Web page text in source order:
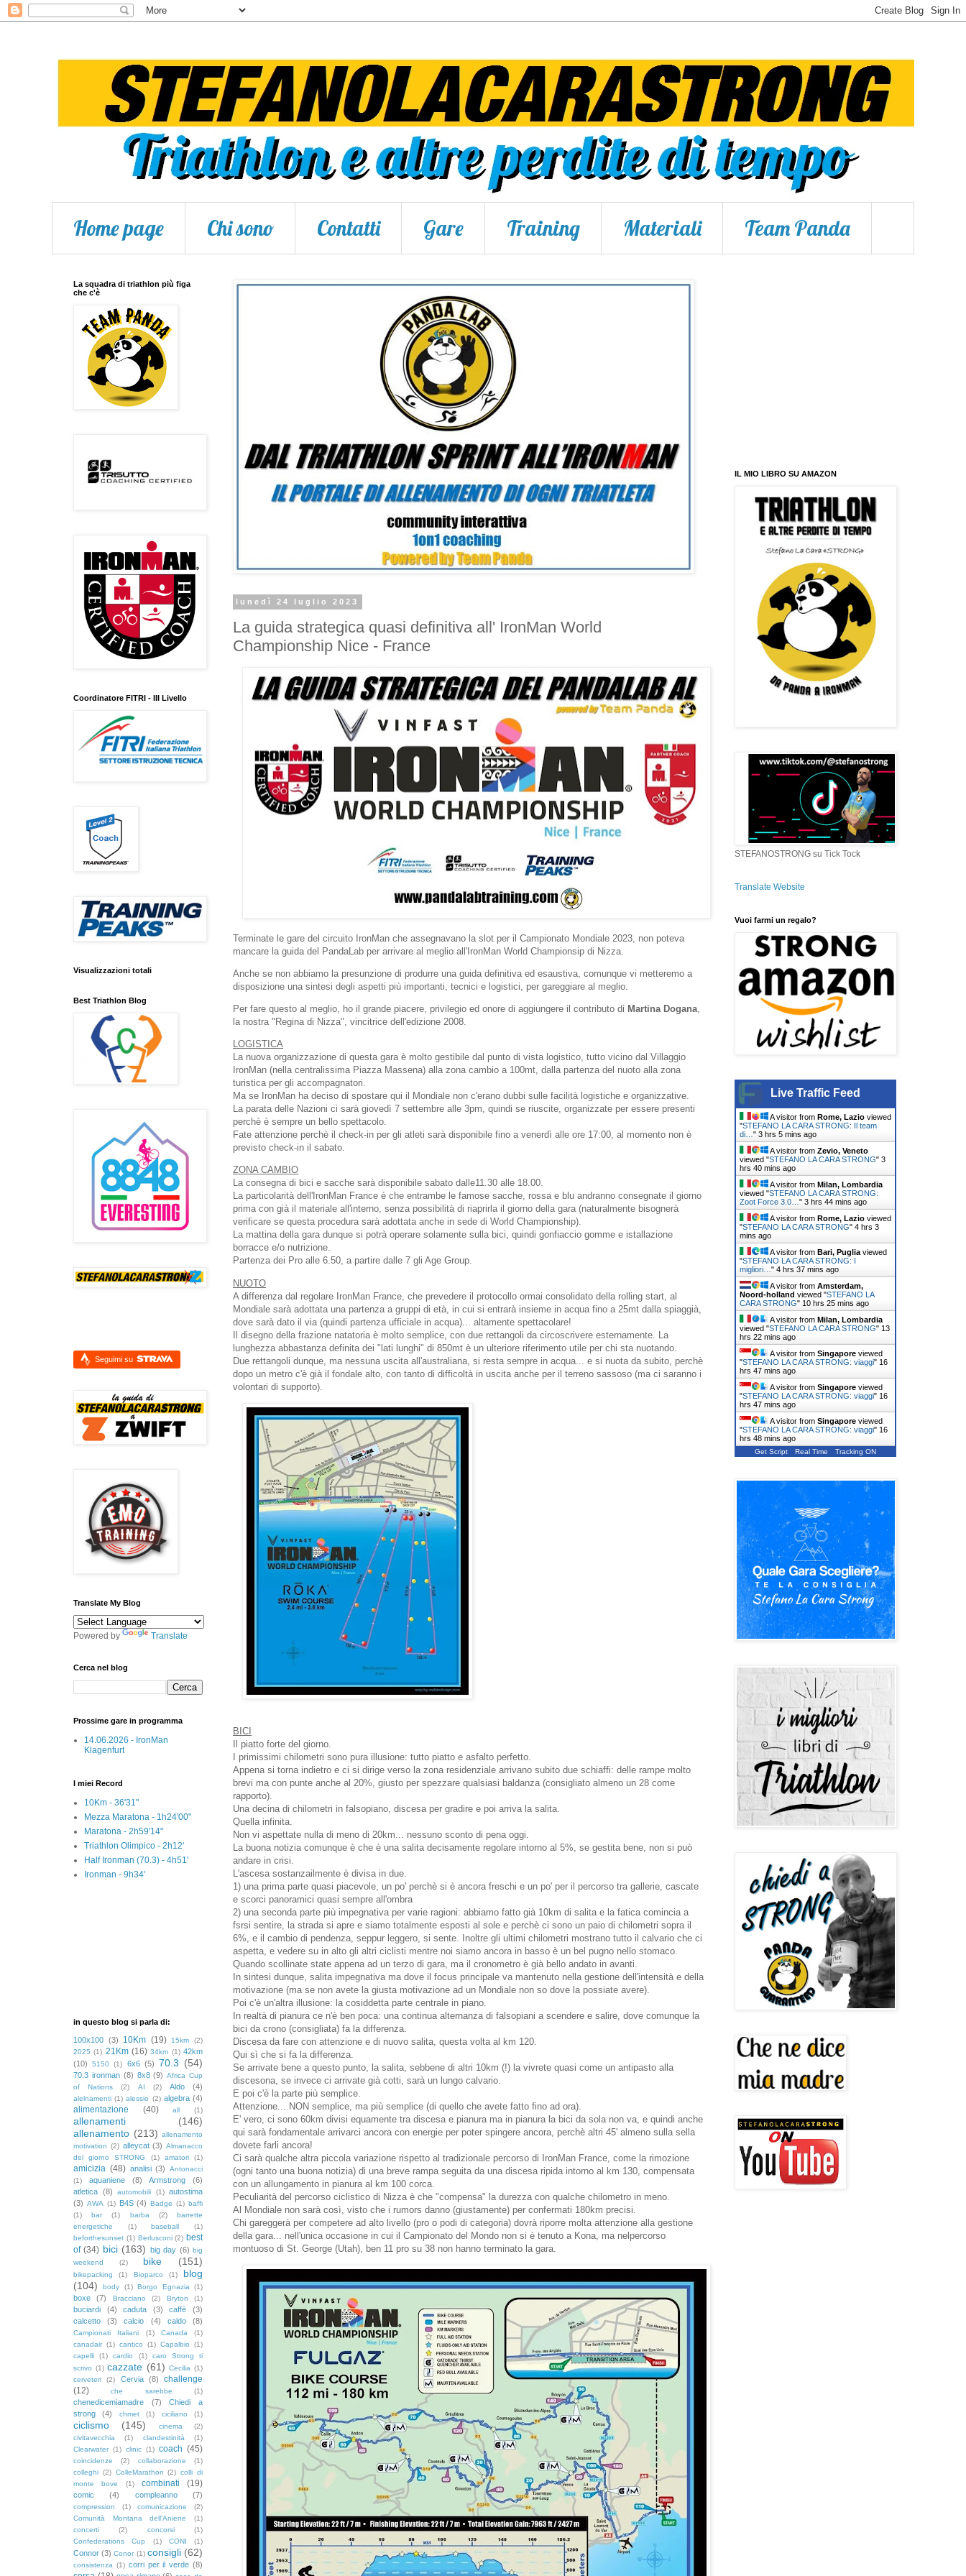
Home page Chi sono Contatti Gare Training Materiali Team Panda
lunedì 24 luglio 2023
La guida strategica quasi definitiva all' IronMan World
Championship Nice - France
Terminate le gare del circuito IronMan che assegnavano la slot per il Campionato Mondiale 2023, non poteva
mancare la guida del PandaLab per arrivare al meglio all'IronMan World Championsip di Nizza.
Anche se non abbiamo la presunzione di produrre una guida definitiva ed esaustiva, comunque vi metteremo a
disposizione una sintesi degli aspetti più importanti, tecnici e logistici, per gareggiare al meglio.
Per fare questo al meglio, ho il grande piacere, privilegio ed onore di aggiungere il contributo di Martina Dogana,
la nostra "Regina di Nizza", vincitrice dell'edizione 2008.
LOGISTICA
La nuova organizzazione di questa gara è molto gestibile dal punto di vista logistico, tutto vicino dal Villaggio
IronMan (nella centralissima Piazza Massena) alla zona cambio a 100mt, dalla partenza del nuoto alla zona
turistica per gli accompagnatori.
Ma se IronMan ha deciso di spostare qui il Mondiale non c'erano dubbi sulle facilità logistiche e organizzative.
La parata delle Nazioni ci sarà giovedì 7 settembre alle 3pm, quindi se riuscite, organizzate per essere presenti
perchè è sempre un bello spettacolo.
Fate attenzione perchè il check-in per gli atleti sarà disponibile fino a venerdì alle ore 17:00, al momento non è
previsto check-in il sabato.
ZONA CAMBIO
La consegna di bici e sacche sarà disponibile sabato dalle11.30 alle 18.00.
La particolarità dell'IronMan France è che entrambe le famose sacche, rossa e blu andranno consegnate il giorno
prima con già il materiale all'interno, senza possibilità di riaprirla il giorno della gara (naturalmente bisognerà
verificare se questa procedura sarà adottata anche in sede di World Championship).
La mattina della gara dunque si potrà operare solamente sulla bici, quindi gonfiaccio gomme e istallazione
borracce e/o nutrizione.
Partenza dei Pro alle 6.50, a partire dalle 7 gli Age Group.
NUOTO
A differenza dal regolare IronMan France, che prevedere il protocollo ormai consolidato della rolling start, al
Mondiale sarà adottata una partenza a gruppi di età, in cui si entrarà insieme in acqua fino a 25mt dalla spiaggià,
dove sarà dato il via (quindi partenza ufficiale in acqua)... altamente spettacolare!
Il disegno della frazione natatoria è molto semplice, con due rettangoli da circoscrivere esternamente. La
lunghezza abbastanza definita dei "lati lunghi" di 850mt è un ulteriore riferimento utile per chi sta nuotando.
Due rettangoli dunque, ma nessuna uscita all'australiana, si resta sempre in acqua... e si nuota da subito, perchè
dopo un metro c'è già il fondale alto, con tanto di difficoltà in uscita anche per il terreno sassoso (ma ci saranno i
volontari di supporto).
BICI
Il piatto forte del giorno.
I primissimi chilometri sono pura illusione: tutto piatto e asfalto perfetto.
Appena si torna indietro e ci si dirige verso la zona residenziale arrivano subito due schiaffi: delle rampe molto
brevi ma con punte anche al 20%, giusto per spezzare qualsiasi baldanza (consigliato almeno un 28 come
rapporto).
Una decina di chilometri in falsopiano, discesa per gradire e poi arriva la salita.
Quella infinita.
Non vi aspettate nulla di meno di 20km... nessuno sconto di pena oggi.
La buona notizia comunque è che è una salita decisamente regolare intorno al 5%, se gestita bene, non si può
andare in crisi.
L'ascesa sostanzailmente è divisa in due.
1) una prima parte quasi piacevole, un po' perchè si è ancora freschi e un po' per il percorso tra gallerie, cascate
e scorci panoramici quasi sempre all'ombra
2) una seconda parte più impegnativa per varie ragioni: abbiamo fatto già 10km di salita e la fatica comincia a
fsrsi sentire, la strada si apre e siamo totalmente esposti al sole e perchè ci sono un paio di chilometri sopra il
6%, e il cambio di pendenza, seppur leggero, si sente. Inoltre gli ultimi chilometri mostrano tutto il calvario che ci
aspetta, e vedere su in alto gli altri ciclisti mentre noi siamo ancora in basso è un bel pugno nello stomaco.
Quando scollinate state appena ad un terzo di gara, ma il cronometro è già bello andato in avanti.
In sintesi dunque, salita impegnativa ma dove il focus principale va mantenuto nella gestione dell'intensità e della
motivazione (ma se non avete la giusta motivazione ad un Mondiale non so dove la possiate avere).
Poi c'è un'altra illusione: la cosiddetta parte centrale in piano.
In realtà di pianura ce n'è ben poca: una continua alternanza di falsopiani a scendere e salire, dove comunque la
bici da crono (consigliata) fa la differenza.
Discesa da fare con attenzione e di nuovo salita, questa volta al km 120.
Qui sì che si fa la differenza.
Se arrivate bene a questo punto, la salita, sebbene di altri 10km (!) la vivrete quasi come un antipasto alla
discesona, se invece ci arrivate già cotti, sarà un lungo calvario.
E poi c'è la parte più semplice.
Attenzione... NON semplice, ma più semplice (di quello che avete fatto fino ad ora).
E' vero, ci sono 60km divisi equamente tra discesa e pianura ma in pianura la bici da sola non va, e quindi anche
qui sarà fondamentale arrivarci ancora con energie per poter spingere ancora, perchè altri 45' almeno sulla sella
dovete farli ancora!
Ci sarà qualche altra piccola variazione rispetto al tradizionale percorso di IronMan France, come la rimozione
(ogni tanto una buona notizia) di una breve rampa seguita da una discesa ripida intorno al km 130, compensata
con un allungamento in pianura al km 100 corca.
Peculiarità del percorso ciclistico di Nizza è che "compensa" la durezza con qualche chilometro in meno.
Al Mondiale non sarà così, visto che i rumors danno (giustamente) per confermati 180km precisi.
Chi gareggerà per competere ad alto livello (pro o podi di categoria) dovrà riporre molta attenzione alla gestione
della gara... nell'unica occasione in cui il Campionato del Mondo non si è tenuto a Kona, ma nelpercorso
montuoso di St. George (Utah), ben 11 pro su 38 non hanno terminato la gara.
La squadra di triathlon più figa
che c'è
Coordinatore FITRI - III Livello
Visualizzazioni totali
Best Triathlon Blog
Seguimi su
Translate My Blog
Powered by Translate
Cerca nel blog
Prossime gare in programma
14.06.2026 - IronMan
Klagenfurt
I miei Record
10Km - 36'31"
Mezza Maratona - 1h24'00"
Maratona - 2h59'14"
Triathlon Olimpico - 2h12'
Half Ironman (70.3) - 4h51'
Ironman - 9h34'
in questo blog si parla di:
100x100 (3) 10Km (19) 15km
(2)
2025 (1) 21Km (16) 34km (1) 42km
(10)
5150 (1) 6x6 (5) 70.3 (54)
70.3 ironman (8) 8x8 (9) Africa Cup
of Nations
(2) AI (2) Aldo (4)
alelnamenti (1) alessio (2) algebra (4)
alimentazione (40) all (1)
allenamenti
(146)
allenamento (213) allenamento
motivation (2) alleycat (3) Almanacco
del giorno STRONG
(1) amatori (1)
amicizia (48) analisi (3)
Antonacci
(1)
aquaniene (8) Armstrong
(6)
atletica (8) automobili (1) autostima
(3) AWA (1) B4S (4) Badge (1) baffi
(1)
bar (1) barba (2)
barrette
energetiche
(1) baseball
(1)
beforthesunset (1) Berlusconi (2) best
of (34) bici (163) big day (6) big
weekend
(2) bike (151)
bikepacking (1) Bioparco (1)
blog
(104)
body (1) Borgo Egnazia (1)
boxe (7) Bracciano (2) Bryton (1)
buciardi (4) caduta (3) caffè
(3)
calcetto
(3) calcio (4) caldo (8)
Campionati Italiani (1) Canada
(1)
canadair (1) cantico (1) Capalbio
(1)
capelli
(1) cardio (1)
caro Strong ti
scrivo (1) cazzate (61) Cecilia (1)
cerveteri
(2) Cervia (8)
challenge
(12)
che sarebbe (1)
chenedicemiamadre (7)
Chiedi a
strong
(4) chmet (1) ciciliano (1)
ciclismo (145) cinema
(2)
civitavecchia
(1) clandestinità
(1)
Clearwater (1) clinic (1) coach (45)
coincidenze (2) collaborazione
(1)
colleghi (2) ColleMarathon (2) colli di
monte bove
(1) combinati (19)
comic (4) compleanno (7)
compression (1) comunicazione
(2)
Comunità Montana dell'Aniene
(1)
concerti
(2) concorsi
(1)
Confederations Cup
(1) CONI (1)
Connor (3) Conor (1) consigli (62)
consistenza (1) corri per il verde (8)
IL MIO LIBRO SU AMAZON
STEFANOSTRONG su Tick Tock
Translate Website
Vuoi farmi un regalo?
Live Traffic Feed
A visitor from Rome, Lazio viewed
"STEFANO LA CARA STRONG: Il team
di… " 3 hrs 5 mins ago
A visitor from Zevio, Veneto
viewed "STEFANO LA CARA STRONG" 3
hrs 40 mins ago
A visitor from Milan, Lombardia
viewed "STEFANO LA CARA STRONG:
Zoot Force 3.0… " 3 hrs 44 mins ago
A visitor from Rome, Lazio viewed
"STEFANO LA CARA STRONG" 4 hrs 3
mins ago
A visitor from Bari, Puglia viewed
"STEFANO LA CARA STRONG: I
migliori… " 4 hrs 37 mins ago
A visitor from Amsterdam,
Noord-holland viewed "STEFANO LA
CARA STRONG" 10 hrs 25 mins ago
A visitor from Milan, Lombardia
viewed "STEFANO LA CARA STRONG" 13
hrs 22 mins ago
A visitor from Singapore viewed
"STEFANO LA CARA STRONG: viaggi" 16
hrs 47 mins ago
A visitor from Singapore viewed
"STEFANO LA CARA STRONG: viaggi" 16
hrs 47 mins ago
A visitor from Singapore viewed
"STEFANO LA CARA STRONG: viaggi" 16
hrs 48 mins ago
Get Script Real Time Tracking ON